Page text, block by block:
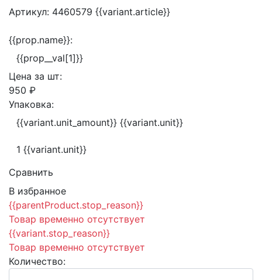
Артикул: 4460579 {{variant.article}}
{{prop.name}}:
{{prop__val[1]}}
Цена за шт:
950 ₽
Упаковка:
{{variant.unit_amount}} {{variant.unit}}
1 {{variant.unit}}
Сравнить
В избранное
{{parentProduct.stop_reason}}
Товар временно отсутствует
{{variant.stop_reason}}
Товар временно отсутствует
Количество: